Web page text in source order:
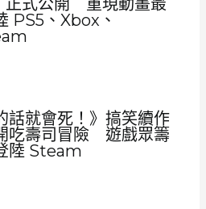
正式公開 重現動畫最
PS5、Xbox、
話就會死！》搞笑續作
吃壽司冒險 遊戲眾籌
陸 Steam